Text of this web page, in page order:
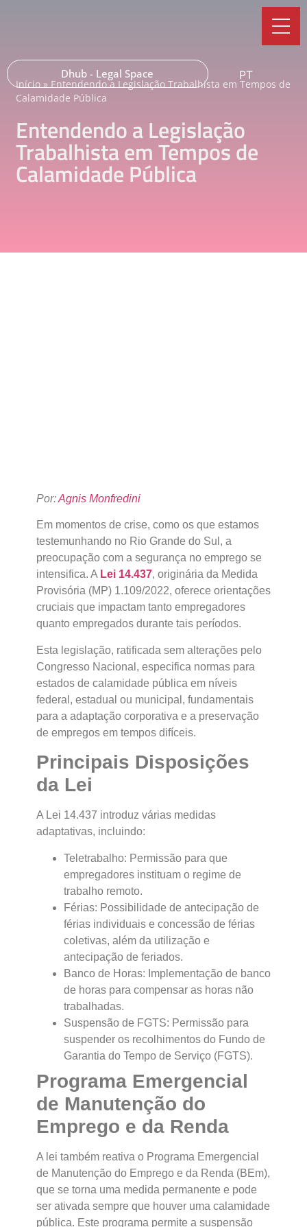
Dhub - Legal Space PT
Início » Entendendo a Legislação Trabalhista em Tempos de
Calamidade Pública
Entendendo a Legislação
Trabalhista em Tempos de
Calamidade Pública
Por:Agnis Monfredini
Em momentos de crise, como os que estamos
testemunhando no Rio Grande do Sul, a
preocupação com a segurança no emprego se
intensifica. A Lei 14.437, originária da Medida
Provisória (MP) 1.109/2022, oferece orientações
cruciais que impactam tanto empregadores
quanto empregados durante tais períodos.
Esta legislação, ratificada sem alterações pelo
Congresso Nacional, especifica normas para
estados de calamidade pública em níveis
federal, estadual ou municipal, fundamentais
para a adaptação corporativa e a preservação
de empregos em tempos difíceis.
Principais Disposições
da Lei
A Lei 14.437 introduz várias medidas
adaptativas, incluindo:
Teletrabalho: Permissão para que
empregadores instituam o regime de
trabalho remoto.
Férias: Possibilidade de antecipação de
férias individuais e concessão de férias
coletivas, além da utilização e
antecipação de feriados.
Banco de Horas: Implementação de banco
de horas para compensar as horas não
trabalhadas.
Suspensão de FGTS: Permissão para
suspender os recolhimentos do Fundo de
Garantia do Tempo de Serviço (FGTS).
Programa Emergencial
de Manutenção do
Emprego e da Renda
A lei também reativa o Programa Emergencial
de Manutenção do Emprego e da Renda (BEm),
que se torna uma medida permanente e pode
ser ativada sempre que houver uma calamidade
pública. Este programa permite a suspensão